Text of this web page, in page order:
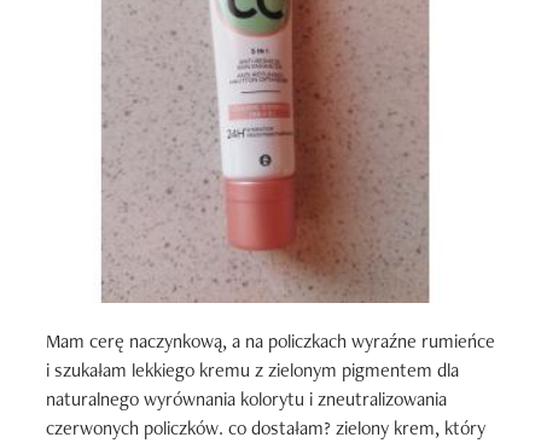
Mam cerę naczynkową, a na policzkach wyraźne rumieńce
i szukałam lekkiego kremu z zielonym pigmentem dla
naturalnego wyrównania kolorytu i zneutralizowania
czerwonych policzków. co dostałam? zielony krem, który